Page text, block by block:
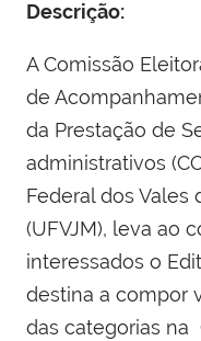
Descrição:
A Comissão
de
da Prestação de
administrativos
Federal dos
(UFVJM), leva ao
interessados o
destina a compor
das categorias na